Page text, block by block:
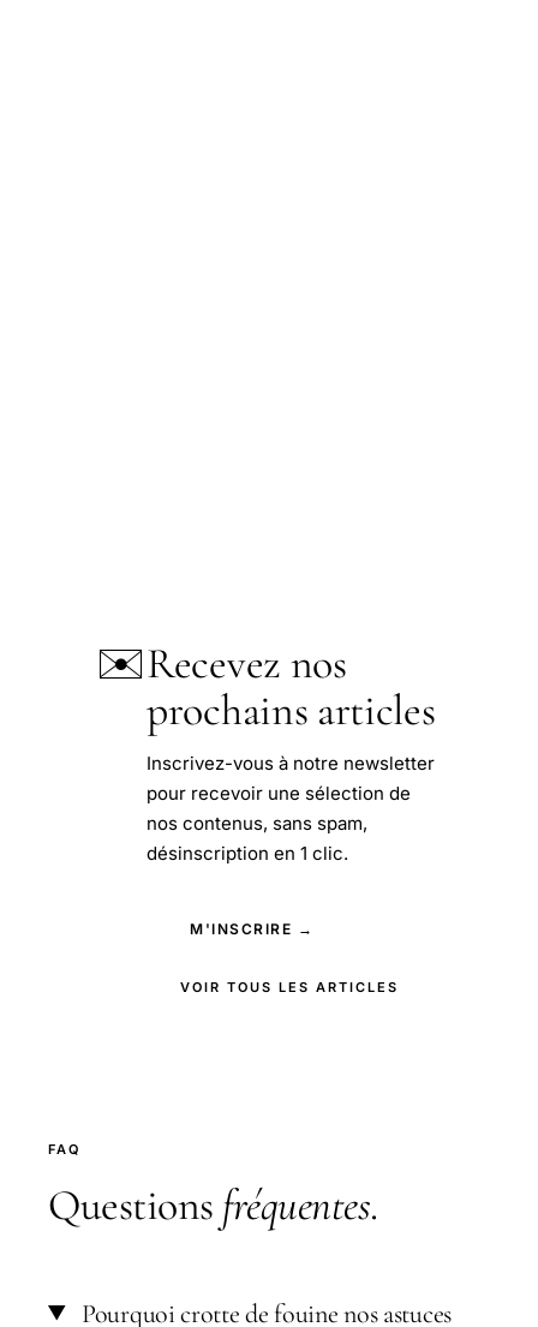
✉️Recevez nos
prochains articles
Inscrivez-vous à notre newsletter
pour recevoir une sélection de
nos contenus, sans spam,
désinscription en 1 clic.
M'INSCRIRE →
VOIR TOUS LES ARTICLES
FAQ
Questions fréquentes.
Pourquoi crotte de fouine nos astuces